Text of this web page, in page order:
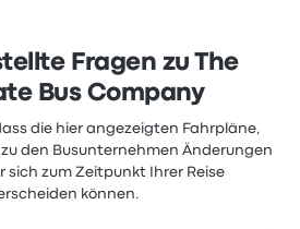
Fragen zu The
Bus Company
die hier angezeigten Fahrpläne,
den Busunternehmen Änderungen
sich zum Zeitpunkt Ihrer Reise
können.